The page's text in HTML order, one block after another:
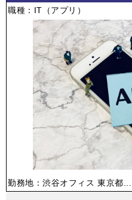
職種：IT（アプリ）
勤務地：渋谷オフィス 東京都...